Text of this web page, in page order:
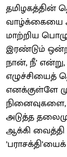
தமிழகத்தின்
வாழ்க்கையை
மாற்றிய
இரண்டும்
நான், நீ’ என்று,
எழுச்சியைத்
எனக்குள்ளே
நினைவுகளை,
அடுத்த
ஆக்கி வைத்தி